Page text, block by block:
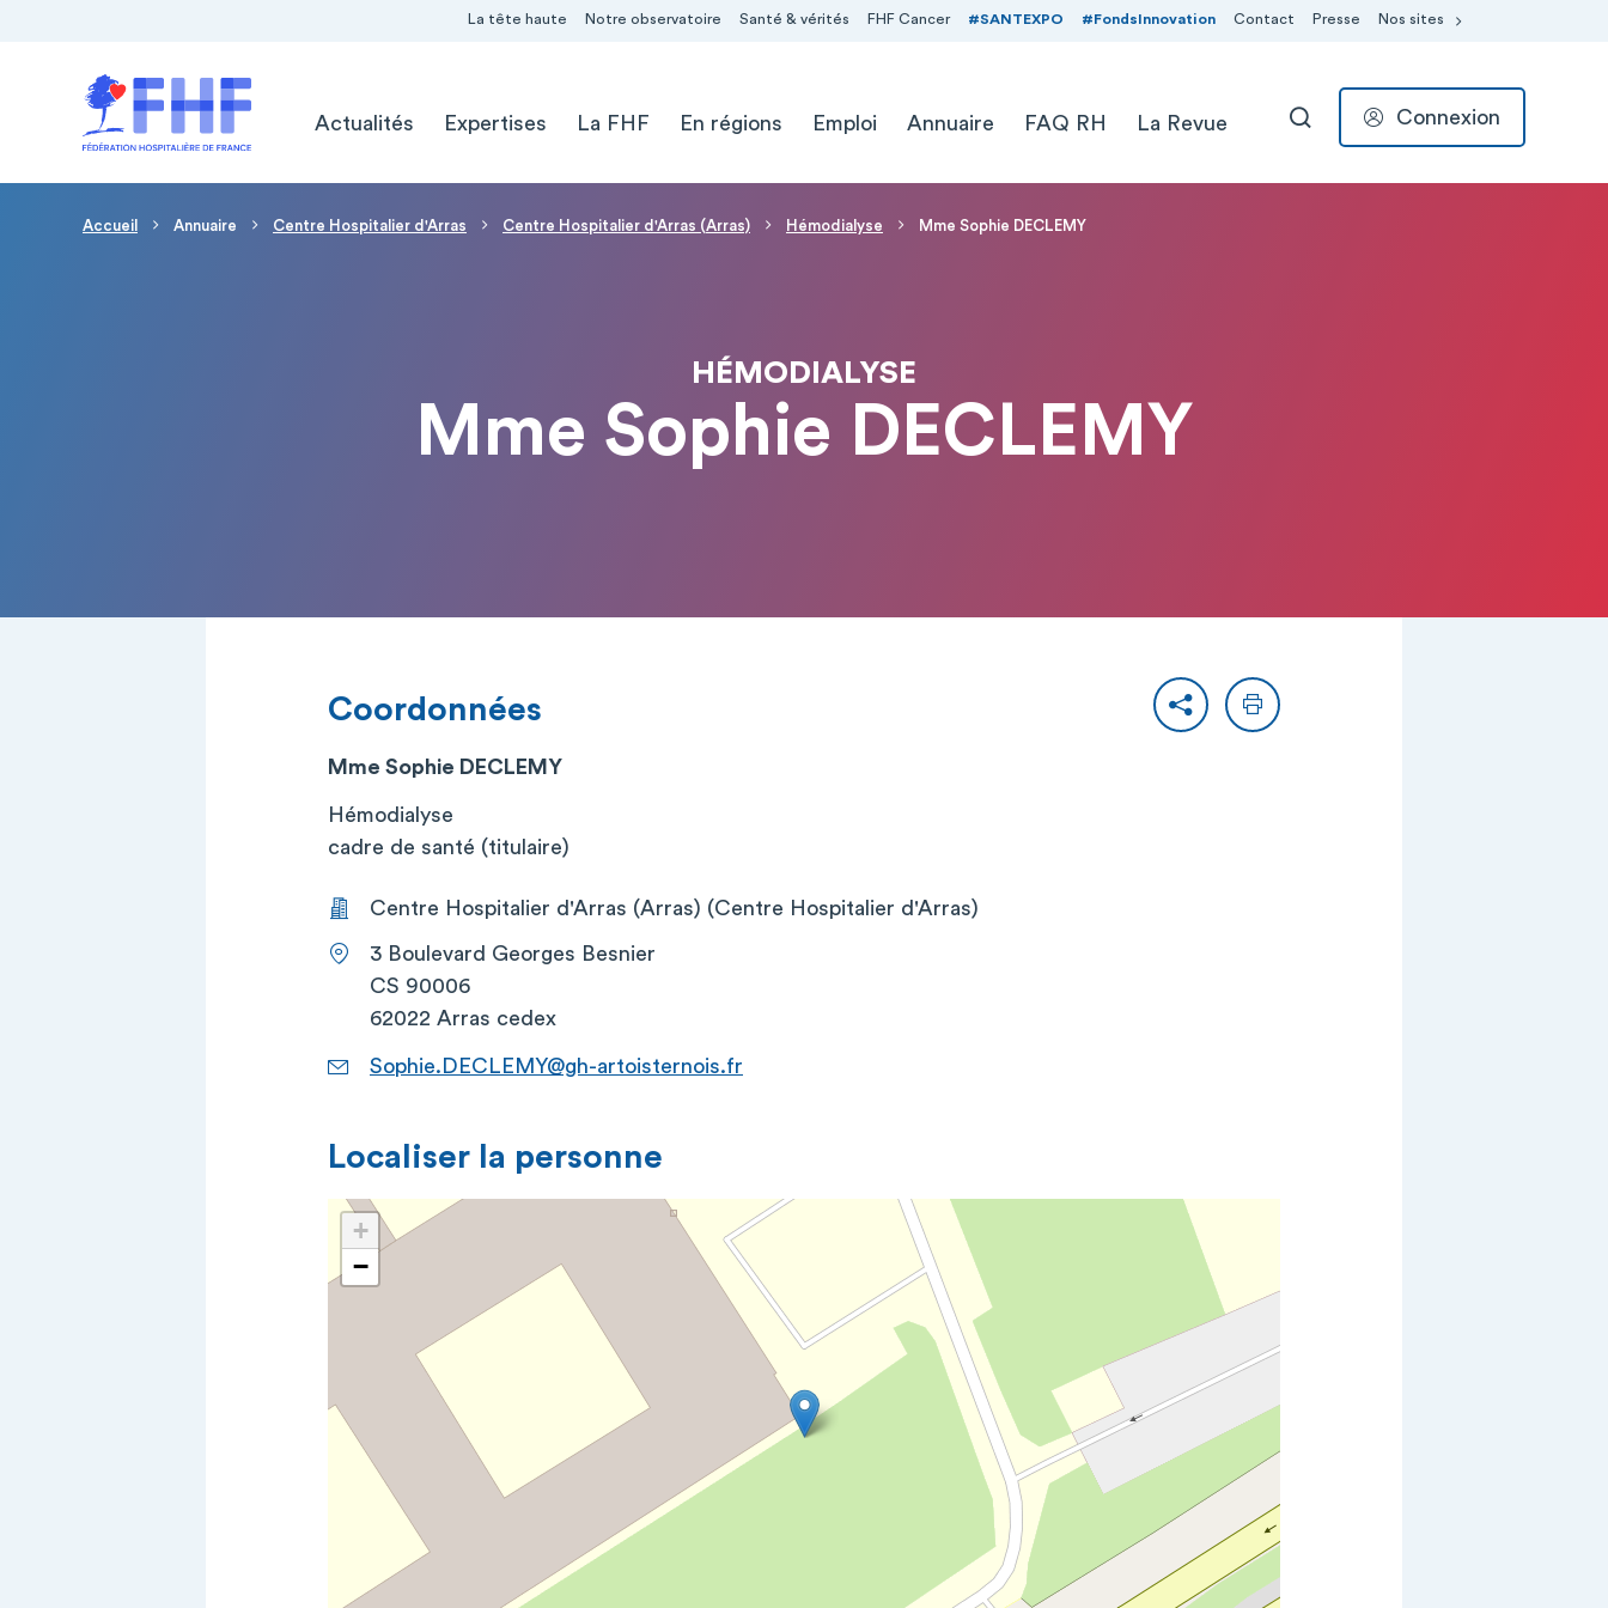
La tête haute Notre observatoire Santé & vérités FHF Cancer #SANTEXPO #FondsInnovation Contact Presse Nos sites
Actualités
Expertises La FHF En régions Emploi Annuaire FAQ RH La Revue RECHERCHER
Connexion
Fil d'Ariane
Accueil Annuaire Centre Hospitalier d'Arras Centre Hospitalier d'Arras (Arras) Hémodialyse Mme Sophie DECLEMY
HÉMODIALYSE
Mme Sophie DECLEMY
PartagerImprimer
Coordonnées
Mme Sophie DECLEMY
Hémodialyse
cadre de santé (titulaire)
Centre Hospitalier d'Arras (Arras) (Centre Hospitalier d'Arras)
3 Boulevard Georges Besnier
CS 90006
62022 Arras cedex
Sophie.DECLEMY@gh-artoisternois.fr
Localiser la personne
+
−